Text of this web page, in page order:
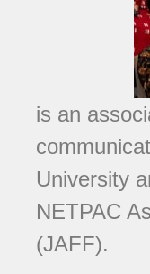
is an
University
NETPAC
(JAFF).